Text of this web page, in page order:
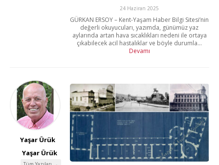
24 Haziran 2025
GÜRKAN ERSOY – Kent-Yaşam Haber Bilgi Sitesi’nin
değerli okuyucuları, yazımda, günümüz yaz
aylarında artan hava sıcaklıkları nedeni ile ortaya
çıkabilecek acil hastalıklar ve böyle durumla...
Devamı
Yaşar Ürük
Yaşar Ürük